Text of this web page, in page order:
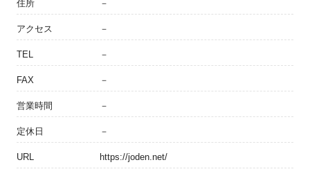
住所 －
アクセス －
TEL －
FAX －
営業時間 －
定休日 －
URL https://joden.net/